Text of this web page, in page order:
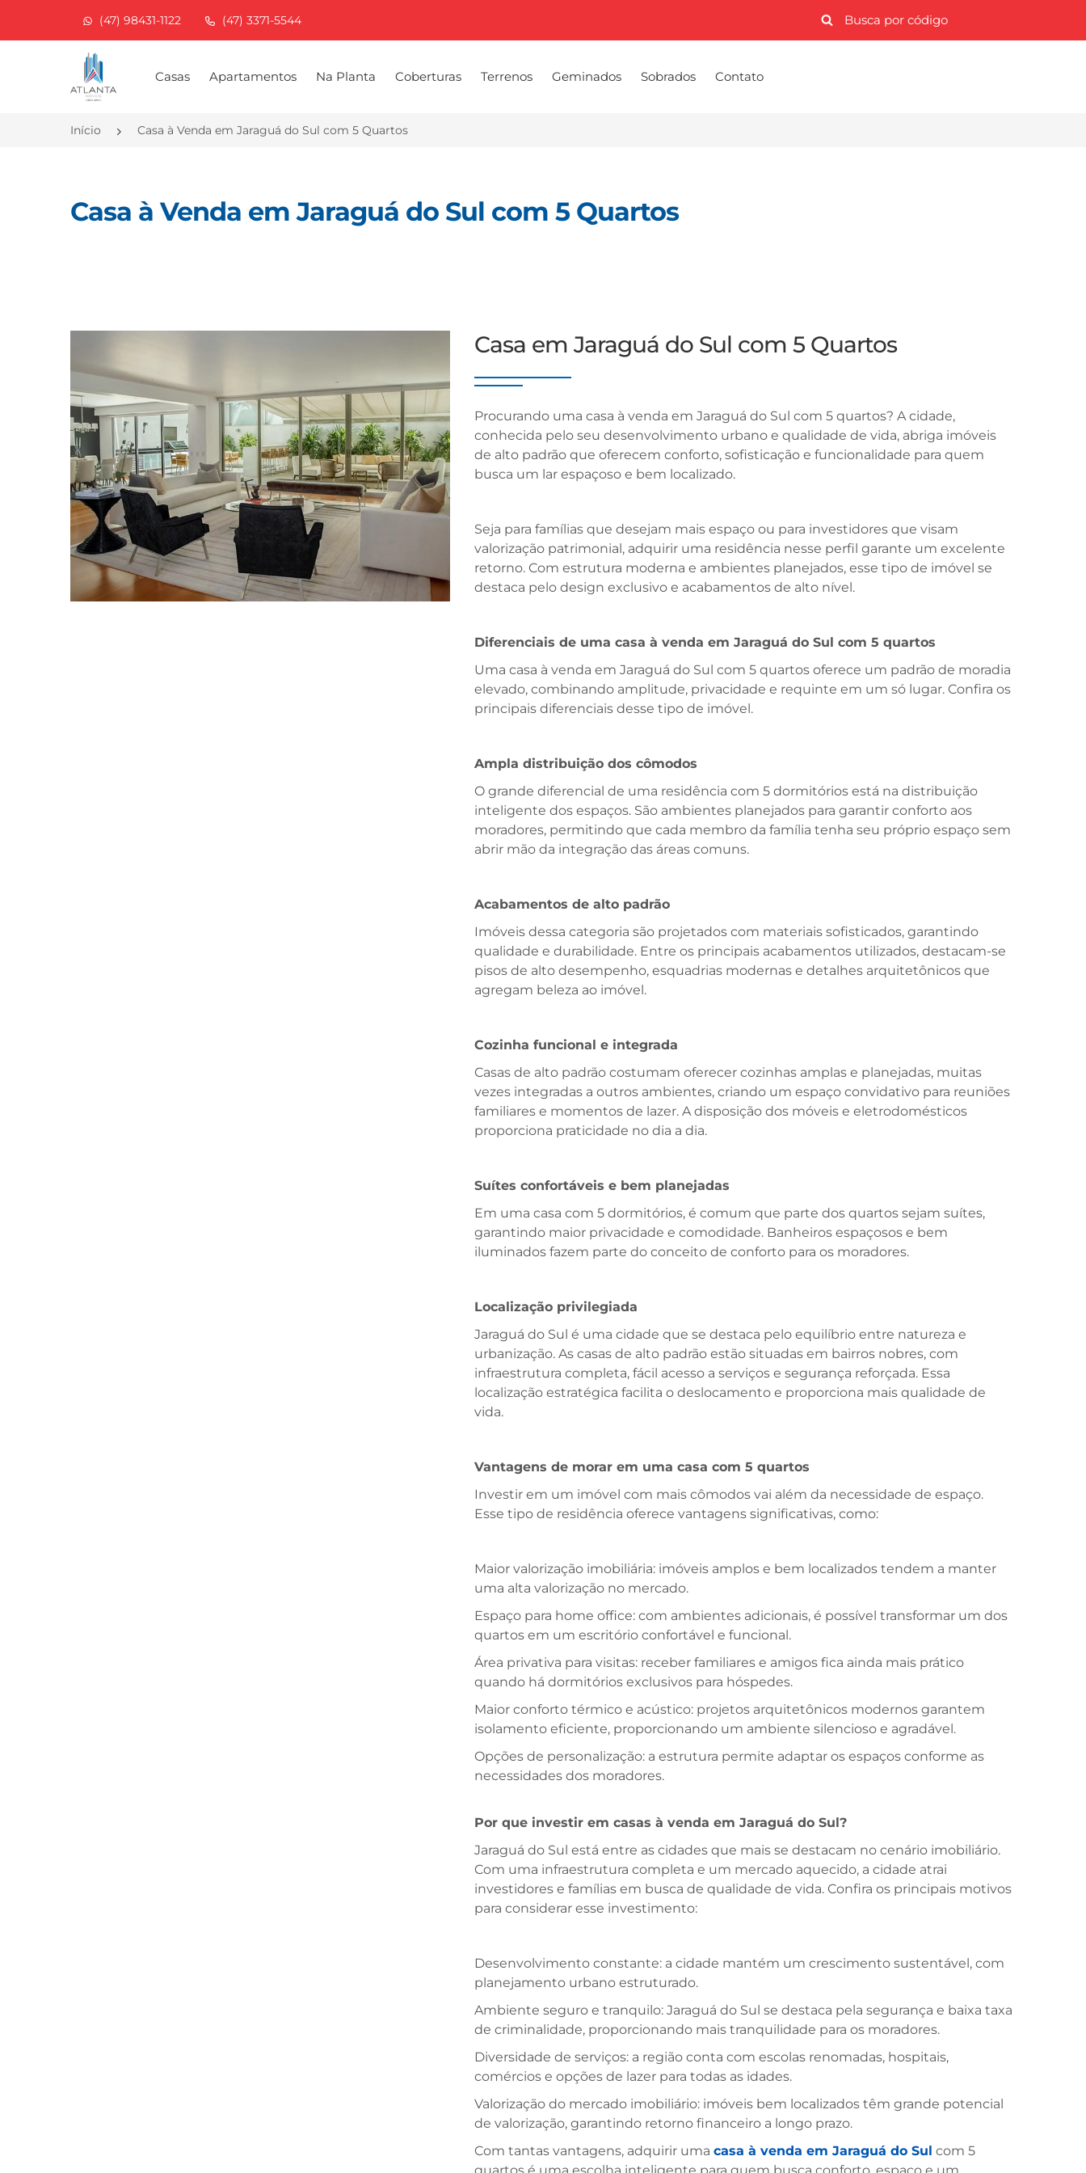
(47) 98431-1122 (47) 3371-5544
Página inicial
Casas Apartamentos Na Planta Coberturas Terrenos Geminados Sobrados Contato
Início Casa à Venda em Jaraguá do Sul com 5 Quartos
Casa à Venda em Jaraguá do Sul com 5 Quartos
Casa em Jaraguá do Sul com 5 Quartos
Procurando uma casa à venda em Jaraguá do Sul com 5 quartos? A cidade,
conhecida pelo seu desenvolvimento urbano e qualidade de vida, abriga imóveis
de alto padrão que oferecem conforto, sofisticação e funcionalidade para quem
busca um lar espaçoso e bem localizado.
Seja para famílias que desejam mais espaço ou para investidores que visam
valorização patrimonial, adquirir uma residência nesse perfil garante um excelente
retorno. Com estrutura moderna e ambientes planejados, esse tipo de imóvel se
destaca pelo design exclusivo e acabamentos de alto nível.
Diferenciais de uma casa à venda em Jaraguá do Sul com 5 quartos
Uma casa à venda em Jaraguá do Sul com 5 quartos oferece um padrão de moradia
elevado, combinando amplitude, privacidade e requinte em um só lugar. Confira os
principais diferenciais desse tipo de imóvel.
Ampla distribuição dos cômodos
O grande diferencial de uma residência com 5 dormitórios está na distribuição
inteligente dos espaços. São ambientes planejados para garantir conforto aos
moradores, permitindo que cada membro da família tenha seu próprio espaço sem
abrir mão da integração das áreas comuns.
Acabamentos de alto padrão
Imóveis dessa categoria são projetados com materiais sofisticados, garantindo
qualidade e durabilidade. Entre os principais acabamentos utilizados, destacam-se
pisos de alto desempenho, esquadrias modernas e detalhes arquitetônicos que
agregam beleza ao imóvel.
Cozinha funcional e integrada
Casas de alto padrão costumam oferecer cozinhas amplas e planejadas, muitas
vezes integradas a outros ambientes, criando um espaço convidativo para reuniões
familiares e momentos de lazer. A disposição dos móveis e eletrodomésticos
proporciona praticidade no dia a dia.
Suítes confortáveis e bem planejadas
Em uma casa com 5 dormitórios, é comum que parte dos quartos sejam suítes,
garantindo maior privacidade e comodidade. Banheiros espaçosos e bem
iluminados fazem parte do conceito de conforto para os moradores.
Localização privilegiada
Jaraguá do Sul é uma cidade que se destaca pelo equilíbrio entre natureza e
urbanização. As casas de alto padrão estão situadas em bairros nobres, com
infraestrutura completa, fácil acesso a serviços e segurança reforçada. Essa
localização estratégica facilita o deslocamento e proporciona mais qualidade de
vida.
Vantagens de morar em uma casa com 5 quartos
Investir em um imóvel com mais cômodos vai além da necessidade de espaço.
Esse tipo de residência oferece vantagens significativas, como:
Maior valorização imobiliária: imóveis amplos e bem localizados tendem a manter
uma alta valorização no mercado.
Espaço para home office: com ambientes adicionais, é possível transformar um dos
quartos em um escritório confortável e funcional.
Área privativa para visitas: receber familiares e amigos fica ainda mais prático
quando há dormitórios exclusivos para hóspedes.
Maior conforto térmico e acústico: projetos arquitetônicos modernos garantem
isolamento eficiente, proporcionando um ambiente silencioso e agradável.
Opções de personalização: a estrutura permite adaptar os espaços conforme as
necessidades dos moradores.
Por que investir em casas à venda em Jaraguá do Sul?
Jaraguá do Sul está entre as cidades que mais se destacam no cenário imobiliário.
Com uma infraestrutura completa e um mercado aquecido, a cidade atrai
investidores e famílias em busca de qualidade de vida. Confira os principais motivos
para considerar esse investimento:
Desenvolvimento constante: a cidade mantém um crescimento sustentável, com
planejamento urbano estruturado.
Ambiente seguro e tranquilo: Jaraguá do Sul se destaca pela segurança e baixa taxa
de criminalidade, proporcionando mais tranquilidade para os moradores.
Diversidade de serviços: a região conta com escolas renomadas, hospitais,
comércios e opções de lazer para todas as idades.
Valorização do mercado imobiliário: imóveis bem localizados têm grande potencial
de valorização, garantindo retorno financeiro a longo prazo.
Com tantas vantagens, adquirir uma casa à venda em Jaraguá do Sul com 5